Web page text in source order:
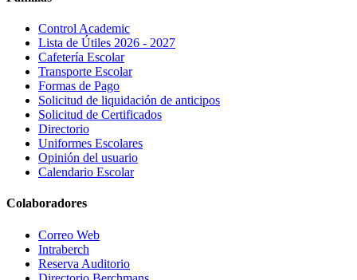
Control Academic
Lista de Útiles 2026 - 2027
Cafetería Escolar
Transporte Escolar
Formas de Pago
Solicitud de liquidación de anticipos
Solicitud de Certificados
Directorio
Uniformes Escolares
Opinión del usuario
Calendario Escolar
Colaboradores
Correo Web
Intraberch
Reserva Auditorio